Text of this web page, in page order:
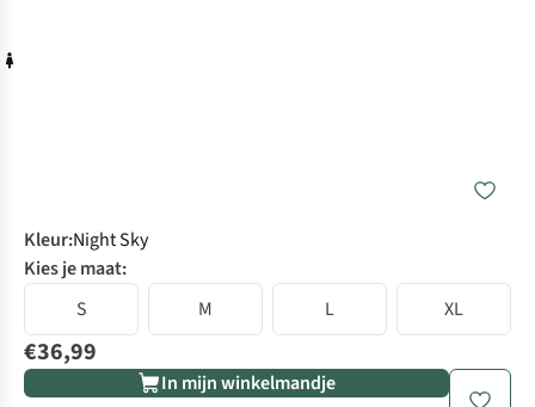
Kleur:Night Sky
Kies je maat:
S
M L XL
€36,99
In mijn winkelmandje